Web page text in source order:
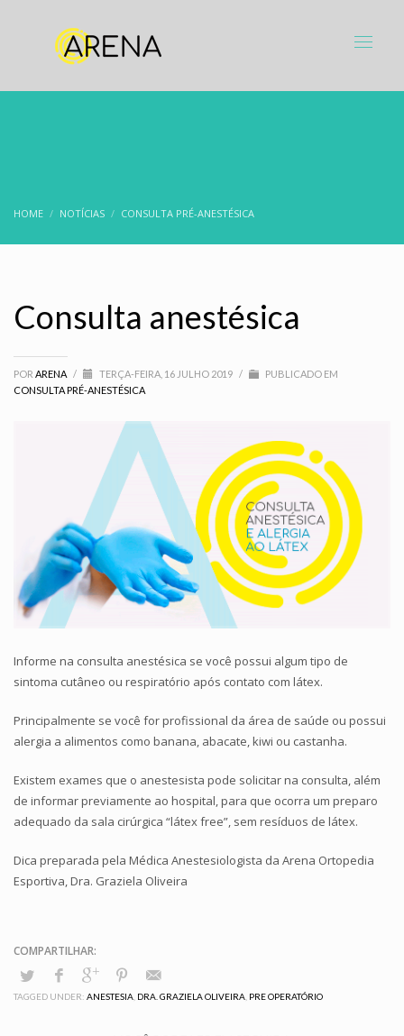
HOME NOTÍCIAS CONSULTA PRÉ-ANESTÉSICA
Consulta anestésica
POR ARENA / TERÇA-FEIRA, 16 JULHO 2019 /
PUBLICADO EM
CONSULTA PRÉ-ANESTÉSICA
Informe na consulta anestésica se você possui algum tipo de
sintoma cutâneo ou respiratório após contato com látex.
Principalmente se você for profissional da área de saúde ou possui
alergia a alimentos como banana, abacate, kiwi ou castanha.
Existem exames que o anestesista pode solicitar na consulta, além
de informar previamente ao hospital, para que ocorra um preparo
adequado da sala cirúrgica “látex free”, sem resíduos de látex.
Dica preparada pela Médica Anestesiologista da Arena Ortopedia
Esportiva, Dra. Graziela Oliveira
TAGGED UNDER: ANESTESIA DRA. GRAZIELA OLIVEIRA PRE OPERATÓRIO